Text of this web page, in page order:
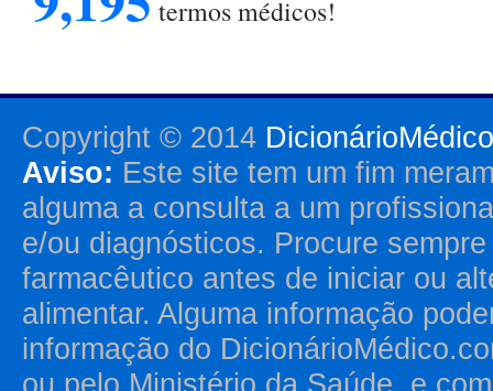
termos médicos!
Copyright © 2014
Aviso: Este site tem um fim
alguma a consulta a um
e/ou diagnósticos. Procure
farmacêutico antes de iniciar ou
alimentar. Alguma informação
informação do
ou pelo Ministério da Saúde, e